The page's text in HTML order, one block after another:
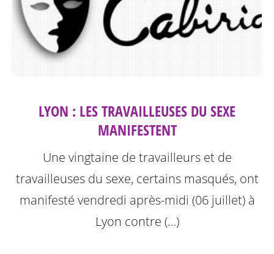
LYON : LES TRAVAILLEUSES DU SEXE
MANIFESTENT
Une vingtaine de travailleurs et de
travailleuses du sexe, certains masqués, ont
manifesté vendredi après-midi (06 juillet) à
Lyon contre (…)